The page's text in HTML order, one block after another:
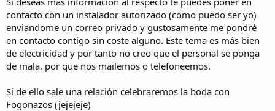
contacto con un instalador autorizado (como puedo ser yo)
enviandome un correo privado y gustosamente me pondré
en contacto contigo sin coste alguno. Este tema es más bien
de electricidad y por tanto no creo que el personal se ponga
de mala. por que nos mailemos o telefoneemos.
Si de ello sale una relación celebraremos la boda con
Fogonazos (jejejeje)